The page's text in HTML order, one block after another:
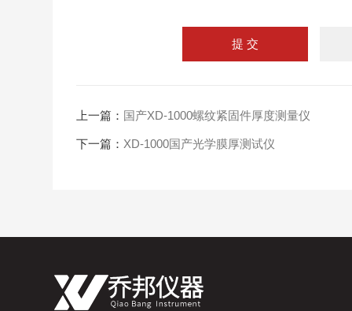
上一篇： 国产XD-1000螺纹紧固件厚度测量仪
下一篇： XD-1000国产光学膜厚测试仪